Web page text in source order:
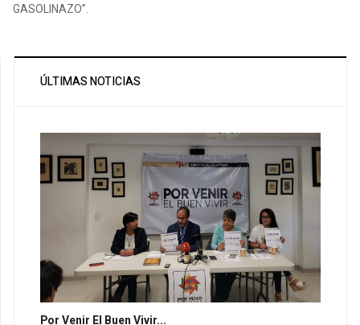
GASOLINAZO”.
ÚLTIMAS NOTICIAS
Por Venir El Buen Vivir...